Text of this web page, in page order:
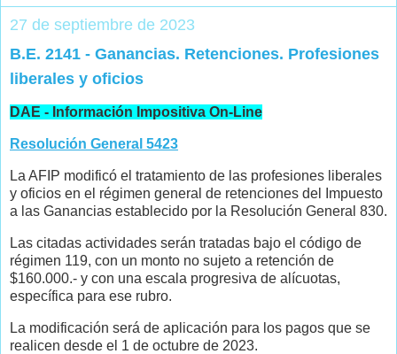
27 de septiembre de 2023
B.E. 2141 - Ganancias. Retenciones. Profesiones
liberales y oficios
DAE - Información Impositiva On-Line
Resolución General 5423
La AFIP modificó el tratamiento de las profesiones liberales
y oficios en el régimen general de retenciones del Impuesto
a las Ganancias establecido por la Resolución General 830.
Las citadas actividades serán tratadas bajo el código de
régimen 119, con un monto no sujeto a retención de
$160.000.- y con una escala progresiva de alícuotas,
específica para ese rubro.
La modificación será de aplicación para los pagos que se
realicen desde el 1 de octubre de 2023.